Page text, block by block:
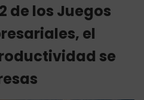
de los Juegos
el
se